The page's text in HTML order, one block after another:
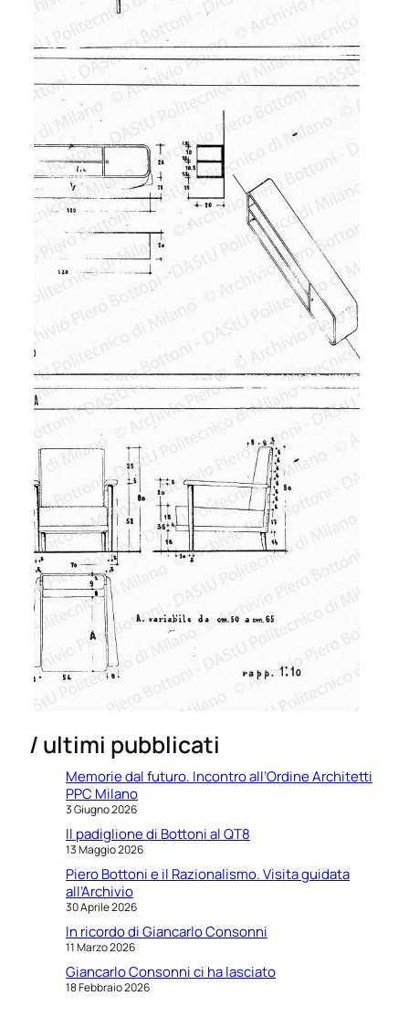
/ ultimi pubblicati
Memorie dal futuro. Incontro all’Ordine Architetti
PPC Milano
3 Giugno 2026
Il padiglione di Bottoni al QT8
13 Maggio 2026
Piero Bottoni e il Razionalismo. Visita guidata
all’Archivio
30 Aprile 2026
In ricordo di Giancarlo Consonni
11 Marzo 2026
Giancarlo Consonni ci ha lasciato
18 Febbraio 2026